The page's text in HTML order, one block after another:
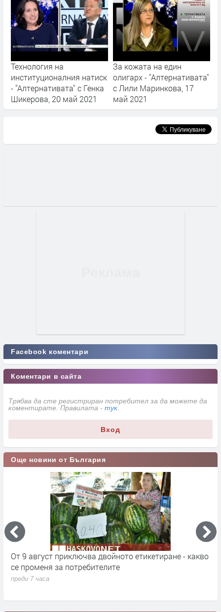
Технология на
институционалния натиск
- "Алтернативата" с Генка
Шикерова, 20 май 2021
За кожата на един
олигарх - "Алтернативата"
с Лили Маринкова, 17
май 2021
Facebook коментари
Коментари в сайта
Трябва да сте регистриран потребител за да можете да
коментирате. Правилата - тук
Вход
Още новини от България
От 9 август приключва двойното етикетиране - какво
се променя за потребителите
преди 7 часа